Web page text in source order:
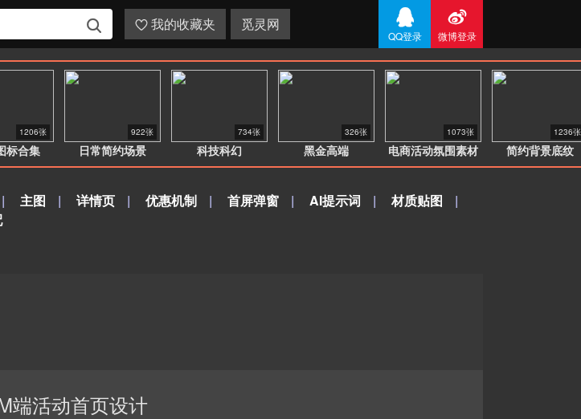
  我的收藏夹 觅灵网 
QQ登录

微博登录
标合集
1206张
日常简约场景
922张
科技科幻
734张
黑金高端
326张
电商活动氛围素材
1073张
简约背景底纹
1236张
| 主图 | 详情页 | 优惠机制 | 首屏弹窗 | AI提示词 | 材质贴图
|
端活动首页设计